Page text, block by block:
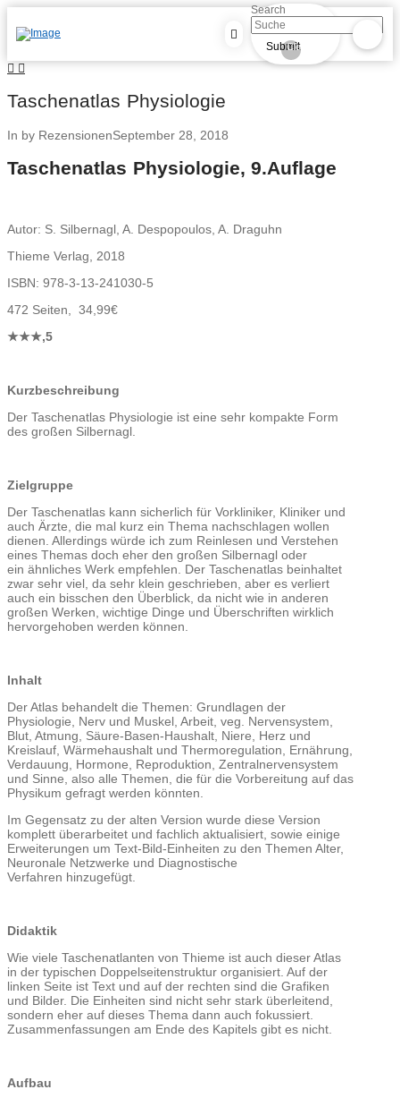
Search
Submit
Clear
Taschenatlas Physiologie
In by RezensionenSeptember 28, 2018
Taschenatlas Physiologie, 9.Auflage
Autor: S. Silbernagl , A. Despopoulos , A. Draguhn
Thieme Verlag, 2018
ISBN: 978-3-13-241030-5
472 Seiten, 34 ,99€
★★★,5
Kurzbeschreibung
Der Taschenatlas Physiologie ist eine sehr kompakte Form
des großen Silbernagl.
Zielgruppe
Der Taschenatlas kann sicherlich für Vorkliniker, Kliniker und
auch Ärzte, die mal kurz ein Thema nachschlagen wollen
dienen. Allerdings würde ich zum Reinlesen und Verstehen
eines Themas doch eher den großen Silbernagl oder
ein ähnliches Werk empfehlen. Der Taschenatlas beinhaltet
zwar sehr viel, da sehr klein geschrieben, aber es verliert
auch ein bisschen den Überblick, da nicht wie in anderen
großen Werken, wichtige Dinge und Überschriften wirklich
hervorgehoben werden können.
Inhalt
Der Atlas behandelt die Themen: Grundlagen der
Physiologie, Nerv und Muskel, Arbeit, veg. Nervensystem,
Blut, Atmung, Säure-Basen-Haushalt, Niere, Herz und
Kreislauf, Wärmehaushalt und Thermoregulation, Ernährung,
Verdauung, Hormone, Reproduktion, Zentralnervensystem
und Sinne, also alle Themen, die für die Vorbereitung auf das
Physikum gefragt werden könnten.
Im Gegensatz zu der alten Version wurde diese Version
komplett überarbeitet und fachlich aktualisiert, sowie einige
Erweiterungen um Text-Bild-Einheiten zu den Themen Alter,
Neuronale Netzwerke und Diagnostische
Verfahren hinzugefügt.
Didaktik
Wie viele Taschenatlanten von Thieme ist auch dieser Atlas
in der typischen Doppelseitenstruktur organisiert. Auf der
linken Seite ist Text und auf der rechten sind die Grafiken
und Bilder. Die Einheiten sind nicht sehr stark überleitend,
sondern eher auf dieses Thema dann auch fokussiert.
Zusammenfassungen am Ende des Kapitels gibt es nicht.
Aufbau